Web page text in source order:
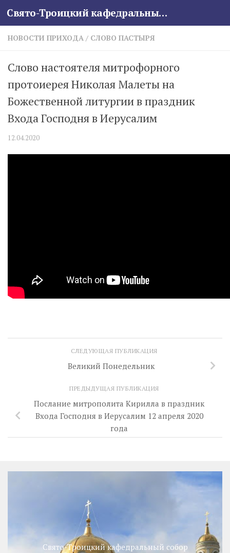
Skip to content Свято-Троицкий кафедральный собор
НОВОСТИ ПРИХОДА / СЛОВО ПАСТЫРЯ
Слово настоятеля митрофорного
протоиерея Николая Малеты на
Божественной литургии в праздник
Входа Господня в Иерусалим
12.04.2020
СЛЕДУЮЩАЯ ПУБЛИКАЦИЯ
Великий Понедельник
ПРЕДЫДУЩАЯ ПУБЛИКАЦИЯ
Послание митрополита Кирилла в праздник
Входа Господня в Иерусалим 12 апреля 2020
года
Свято-Троицкий кафедральный собор